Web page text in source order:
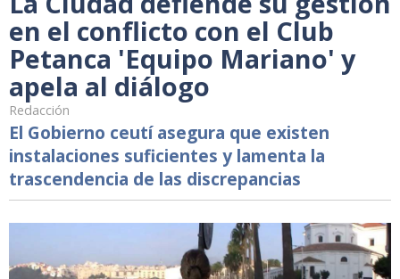
en el conflicto con el Club
Petanca 'Equipo Mariano' y
apela al diálogo
Redacción
El Gobierno ceutí asegura que existen
instalaciones suficientes y lamenta la
trascendencia de las discrepancias